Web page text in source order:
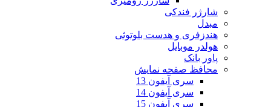
شارژر فندکی
مبدل
هندزفری و هدست بلوتوثی
هولدر موبایل
پاور بانک
محافظ صفحه نمایش
سری آیفون 13
سری آیفون 14
سری آیفون 15